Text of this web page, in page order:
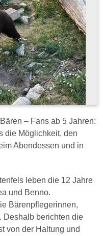
– Fans ab 5 Jahren:
die Möglichkeit, den
Abendessen und in
leben die 12 Jahre
und Benno.
Bärenpflegerinnen,
Deshalb berichten die
von der Haltung und